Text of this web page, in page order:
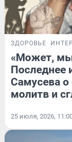
ЗДОРОВЬЕ
«Может, мы
Последнее
Самусева о
молитв и
25 июля, 2026,